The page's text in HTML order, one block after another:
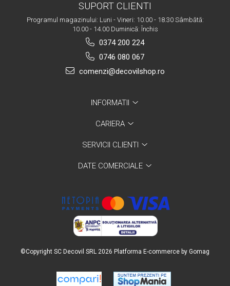
SUPORT CLIENTI
Programul magazinului: Luni - Vineri: 10.00 - 18.30 Sâmbătă:
10.00 - 14.00 Duminică: Închis
0374 200 224
0746 080 067
comenzi@decovilshop.ro
INFORMATII
CARIERA
SERVICII CLIENTI
DATE COMERCIALE
©Copyright SC Decovil SRL 2026 Platforma E-commerce by Gomag